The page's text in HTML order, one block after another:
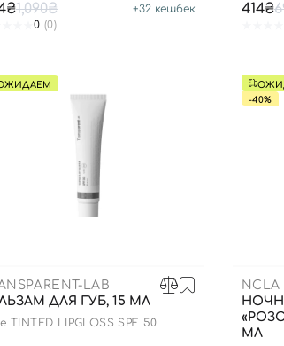
1,090₴ +32кешбек
0 (0)
414₴
LAB
ДЛЯ ГУБ, 15 МЛ
TINTED LIPGLOSS SPF 50
-40%
NCLA
МЛ